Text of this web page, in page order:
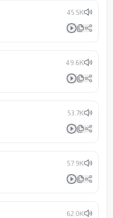
45.5K
49.6K
53.7K
57.9K
62.0K